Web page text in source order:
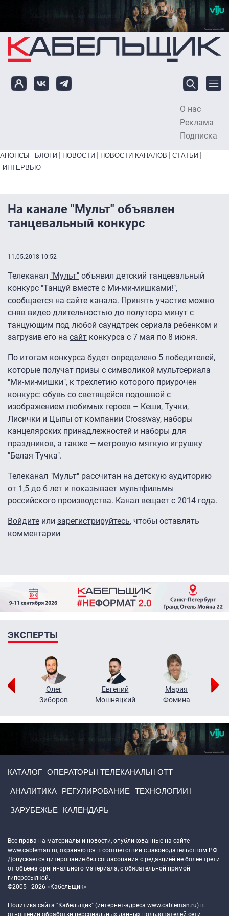
Перейти к основному содержанию
О нас
Реклама
Подписка
Primary links bottom
АНОНСЫ БЛОГИ НОВОСТИ НОВОСТИ КАНАЛОВ
СТАТЬИ
ИНТЕРВЬЮ
На канале "Мульт" объявлен
танцевальный конкурс
11.05.2018 10:52
Телеканал "Мульт" объявил детский танцевальный
конкурс "Танцуй вместе с Ми-ми-мишками!",
сообщается на сайте канала. Принять участие можно
сняв видео длительностью до полутора минут с
танцующим под любой саундтрек сериала ребенком и
загрузив его на сайт конкурса с 7 мая по 8 июня.
По итогам конкурса будет определено 5 победителей,
которые получат призы с символикой мультсериала
"Ми-ми-мишки", к трехлетию которого приурочен
конкурс: обувь со светящейся подошвой с
изображением любимых героев – Кеши, Тучки,
Лисички и Цыпы от компании Crossway, наборы
канцелярских принадлежностей и наборы для
праздников, а также — метровую мягкую игрушку
"Белая Тучка".
Телеканал "Мульт" рассчитан на детскую аудиторию
от 1,5 до 6 лет и показывает мультфильмы
российского производства. Канал вещает с 2014 года.
Войдите или зарегистрируйтесь, чтобы оставлять
комментарии
ЭКСПЕРТЫ
Олег
Зиборов
Евгений
Мошняцкий
Мария
Фомина
КАТАЛОГ ОПЕРАТОРЫ ТЕЛЕКАНАЛЫ ОТТ
АНАЛИТИКА РЕГУЛИРОВАНИЕ ТЕХНОЛОГИИ
ЗАРУБЕЖЬЕ КАЛЕНДАРЬ
Все права на материалы и новости, опубликованные на сайте
www.cableman.ru, охраняются в соответствии с законодательством РФ.
Допускается цитирование без согласования с редакцией не более трети
от объема оригинального материала, с обязательной прямой
гиперссылкой.
©2005 - 2026 «Кабельщик»
Политика сайта "Кабельщик" (интернет-адреса www.cableman.ru) в
отношении обработки персональных данных пользователей сети